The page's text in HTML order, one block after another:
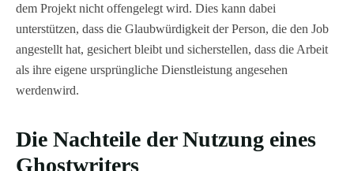
dem Projekt nicht offengelegt wird. Dies kann dabei
unterstützen, dass die Glaubwürdigkeit der Person, die den Job
angestellt hat, gesichert bleibt und sicherstellen, dass die Arbeit
als ihre eigene ursprüngliche Dienstleistung angesehen
werdenwird.
Die Nachteile der Nutzung eines
Ghostwriters